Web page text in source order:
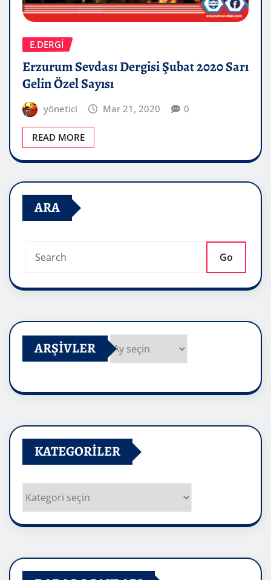
E.DERGİ
Erzurum Sevdası Dergisi Şubat 2020 Sarı
Gelin Özel Sayısı
yönetici Mar 21, 2020 0
READ MORE
ARA
Go
ARŞIVLER
KATEGORILER
Kategoriler